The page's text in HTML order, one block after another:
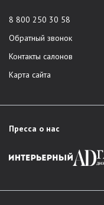
8 800 250 30 58
Обратный звонок
Контакты салонов
Карта сайта
Пресса о нас